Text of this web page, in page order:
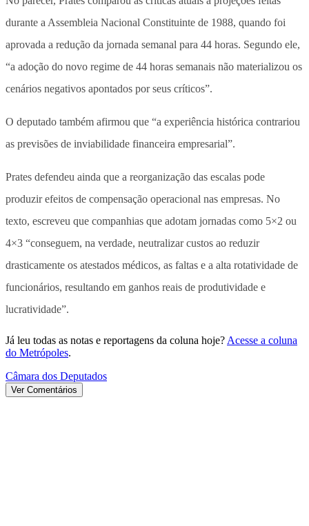
durante a Assembleia Nacional Constituinte de 1988, quando foi
aprovada a redução da jornada semanal para 44 horas. Segundo ele,
“a adoção do novo regime de 44 horas semanais não materializou os
cenários negativos apontados por seus críticos”.
O deputado também afirmou que “a experiência histórica contrariou
as previsões de inviabilidade financeira empresarial”.
Prates defendeu ainda que a reorganização das escalas pode
produzir efeitos de compensação operacional nas empresas. No
texto, escreveu que companhias que adotam jornadas como 5×2 ou
4×3 “conseguem, na verdade, neutralizar custos ao reduzir
drasticamente os atestados médicos, as faltas e a alta rotatividade de
funcionários, resultando em ganhos reais de produtividade e
lucratividade”.
Já leu todas as notas e reportagens da coluna hoje? Acesse a coluna
do Metrópoles.
Câmara dos Deputados
Ver Comentários